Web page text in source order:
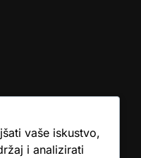
vaše iskustvo,
i analizirati